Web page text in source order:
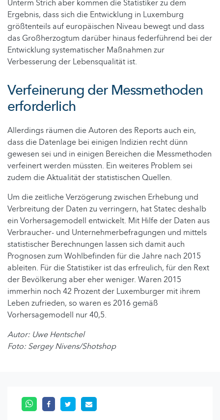
Unterm Strich aber kommen die Statistiker zu dem
Ergebnis, dass sich die Entwicklung in Luxemburg
größtenteils auf europäischen Niveau bewegt und dass
das Großherzogtum darüber hinaus federführend bei der
Entwicklung systematischer Maßnahmen zur
Verbesserung der Lebensqualität ist.
Verfeinerung der Messmethoden
erforderlich
Allerdings räumen die Autoren des Reports auch ein,
dass die Datenlage bei einigen Indizien recht dünn
gewesen sei und in einigen Bereichen die Messmethoden
verfeinert werden müssten. Ein weiteres Problem sei
zudem die Aktualität der statistischen Quellen.
Um die zeitliche Verzögerung zwischen Erhebung und
Verbreitung der Daten zu verringern, hat Statec deshalb
ein Vorhersagemodell entwickelt. Mit Hilfe der Daten aus
Verbraucher- und Unternehmerbefragungen und mittels
statistischer Berechnungen lassen sich damit auch
Prognosen zum Wohlbefinden für die Jahre nach 2015
ableiten. Für die Statistiker ist das erfreulich, für den Rext
der Bevölkerung aber eher weniger. Waren 2015
immerhin noch 42 Prozent der Luxemburger mit ihrem
Leben zufrieden, so waren es 2016 gemäß
Vorhersagemodell nur 40,5.
Autor: Uwe Hentschel
Foto: Sergey Nivens/Shotshop